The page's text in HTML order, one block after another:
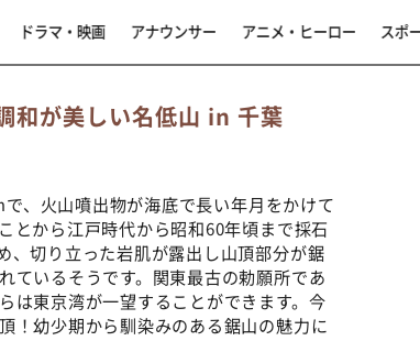
ドラマ・映画 アナウンサー アニメ・ヒーロー スポ
和が美しい名低山 in 千葉
、火山噴出物が海底で長い年月をかけて
とから江戸時代から昭和60年頃まで採石
、切り立った岩肌が露出し山頂部分が鋸
ているそうです。関東最古の勅願所であ
は東京湾が一望することができます。今
！幼少期から馴染みのある鋸山の魅力に